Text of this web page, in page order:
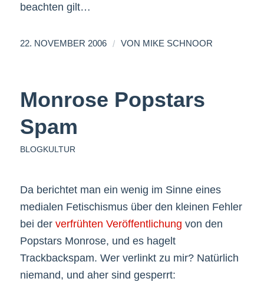
beachten gilt…
22. NOVEMBER 2006 / VON MIKE SCHNOOR
Monrose Popstars
Spam
BLOGKULTUR
Da berichtet man ein wenig im Sinne eines
medialen Fetischismus über den kleinen Fehler
bei der verfrühten Veröffentlichung von den
Popstars Monrose, und es hagelt
Trackbackspam. Wer verlinkt zu mir? Natürlich
niemand, und aher sind gesperrt: